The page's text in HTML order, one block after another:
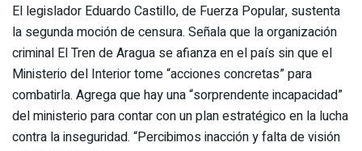
El legislador Eduardo Castillo, de Fuerza Popular, sustenta
la segunda moción de censura. Señala que la organización
criminal El Tren de Aragua se afianza en el país sin que el
Ministerio del Interior tome “acciones concretas” para
combatirla. Agrega que hay una “sorprendente incapacidad”
del ministerio para contar con un plan estratégico en la lucha
contra la inseguridad. “Percibimos inacción y falta de visión